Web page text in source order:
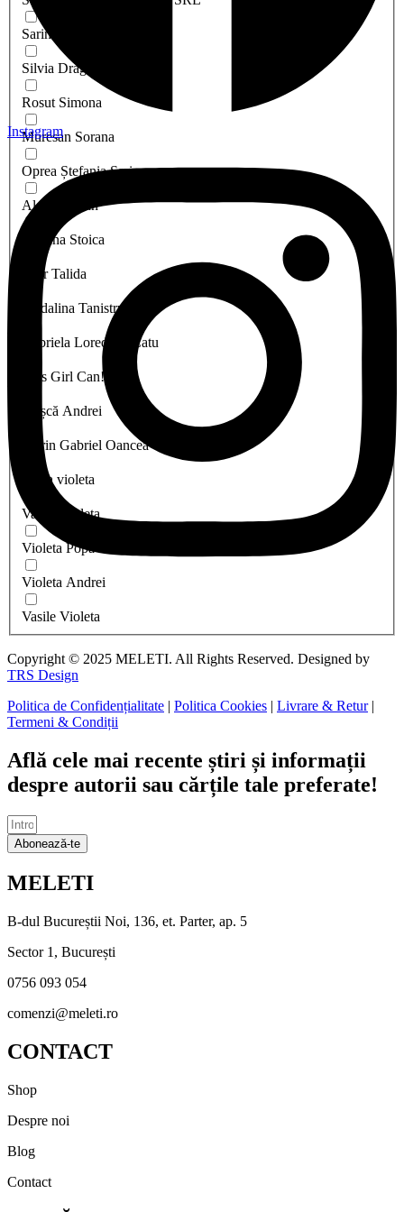
Sarina
Silvia Dragomir
Rosut Simona
Muresan Sorana
Oprea Ștefania Sarina
Aldea Stelian
Cristina Stoica
Faur Talida
Madalina Tanistru
Gabriela Loredana Catu
This Girl Can!
Trașcă Andrei
Florin Gabriel Oancea
preda violeta
Vasile Violeta
Violeta Popa
Violeta Andrei
Vasile Violeta
Instagram
Copyright © 2025 MELETI. All Rights Reserved. Designed by
TRS Design
Politica de Confidențialitate
Politica Cookies Livrare & Retur|
Termeni & Condiții
Află cele mai recente știri și informații
despre autorii sau cărțile tale preferate!
Abonează-te
MELETI
B-dul Bucureștii Noi, 136, et. Parter, ap. 5
Sector 1, București
0756 093 054
comenzi@meleti.ro
CONTACT
Shop
Despre noi
Blog
Contact